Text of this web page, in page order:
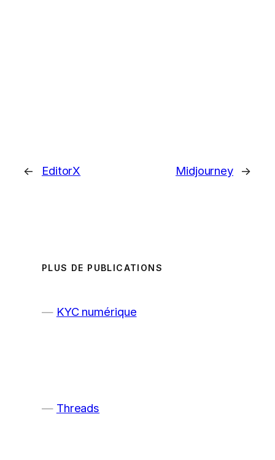
← EditorX Midjourney →
PLUS DE PUBLICATIONS
KYC numérique
Threads